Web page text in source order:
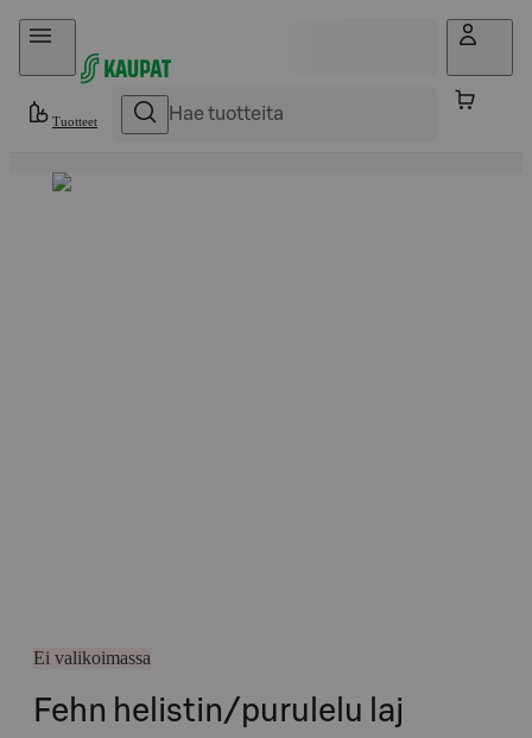
Hyppää sisältöön
Tuotteet
Ei valikoimassa
Fehn helistin/purulelu laj